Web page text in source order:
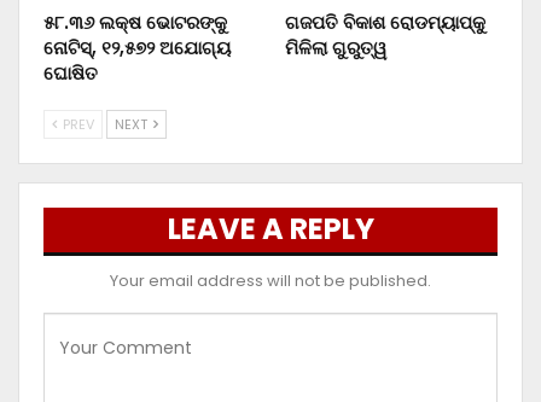
୫୮.୩୬ ଲକ୍ଷ ଭୋଟରଙ୍କୁ
ନୋଟିସ୍‌, ୧୨,୫୭୨ ଅଯୋଗ୍ୟ
ଘୋଷିତ
ଗଜପତି ବିକାଶ ରୋଡମ୍ୟାପ୍‌କୁ
ମିଳିଲା ଗୁରୁତ୍ୱ
PREV NEXT
LEAVE A REPLY
Your email address will not be published.